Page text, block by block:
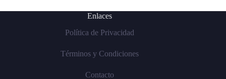
Enlaces
Política de Privacidad
Términos y Condiciones
Contacto